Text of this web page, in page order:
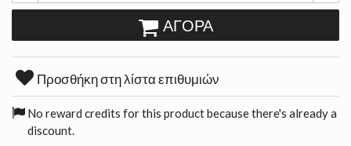
ΑΓΟΡΆ
Προσθήκη στη λίστα επιθυμιών
No reward credits for this product because there's already a
discount.